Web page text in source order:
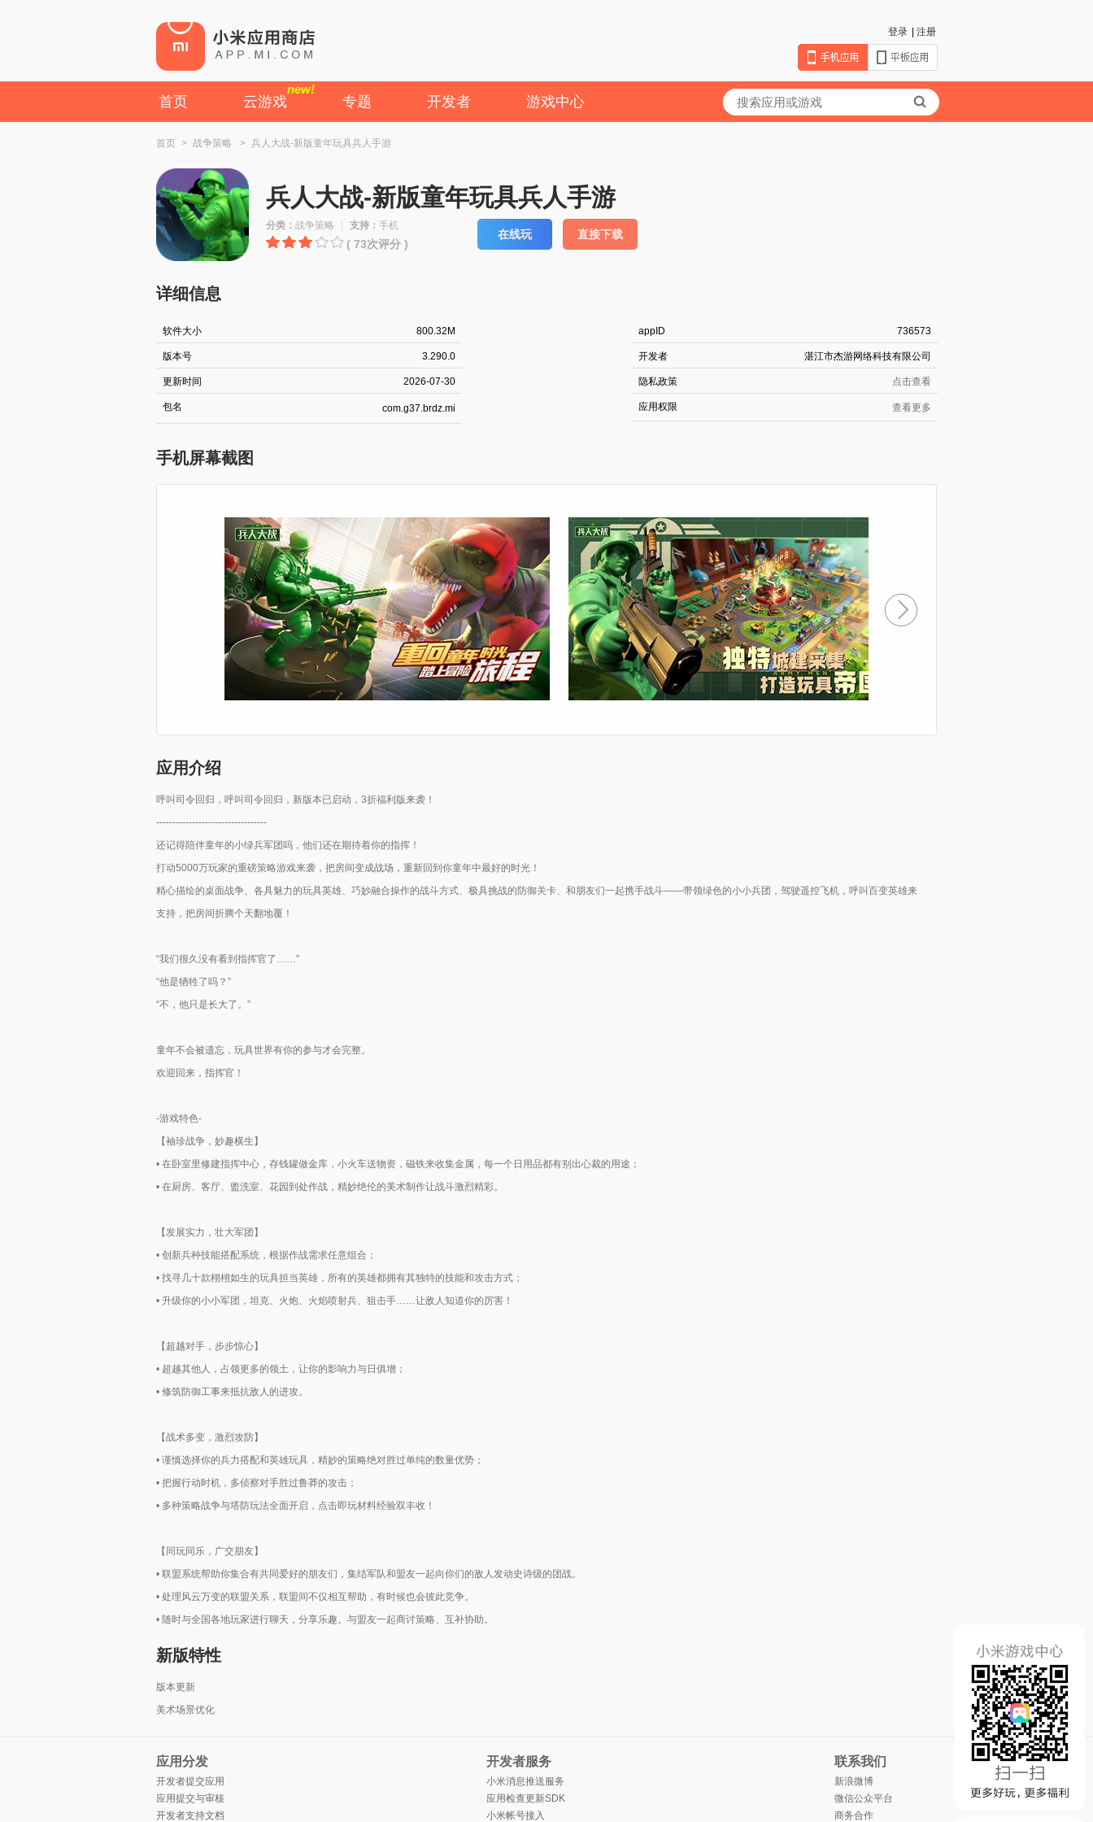
注册
登录
首页 云游戏
new!
专题 开发者 游戏中心
首页 > 战争策略 > 兵人大战-新版童年玩具兵人手游
兵人大战-新版童年玩具兵人手游
分类： 战争策略 支持： 手机
( 73次评分 )
在线玩 直接下载
详细信息
软件大小 800.32M appID 736573
版本号 3.290.0 开发者 湛江市杰游网络科技有限公司
更新时间 2026-07-30 隐私政策 点击查看
包名 com.g37.brdz.mi 应用权限 查看更多
手机屏幕截图
应用介绍
呼叫司令回归，呼叫司令回归，新版本已启动，3折福利版来袭！
----------------------------------
还记得陪伴童年的小绿兵军团吗，他们还在期待着你的指挥！
打动5000万玩家的重磅策略游戏来袭，把房间变成战场，重新回到你童年中最好的时光！
精心描绘的桌面战争、各具魅力的玩具英雄、巧妙融合操作的战斗方式、极具挑战的防御关卡、和朋友们一起携手战斗——带领绿色的小小兵团，驾驶遥控飞机，呼叫百变英雄来
支持，把房间折腾个天翻地覆！
“我们很久没有看到指挥官了……”
“他是牺牲了吗？”
“不，他只是长大了。”
童年不会被遗忘，玩具世界有你的参与才会完整。
欢迎回来，指挥官！
-游戏特色-
【袖珍战争，妙趣横生】
• 在卧室里修建指挥中心，存钱罐做金库，小火车送物资，磁铁来收集金属，每一个日用品都有别出心裁的用途；
• 在厨房、客厅、盥洗室、花园到处作战，精妙绝伦的美术制作让战斗激烈精彩。
【发展实力，壮大军团】
• 创新兵种技能搭配系统，根据作战需求任意组合；
• 找寻几十款栩栩如生的玩具担当英雄，所有的英雄都拥有其独特的技能和攻击方式；
• 升级你的小小军团，坦克、火炮、火焰喷射兵、狙击手……让敌人知道你的厉害！
【超越对手，步步惊心】
• 超越其他人，占领更多的领土，让你的影响力与日俱增；
• 修筑防御工事来抵抗敌人的进攻。
【战术多变，激烈攻防】
• 谨慎选择你的兵力搭配和英雄玩具，精妙的策略绝对胜过单纯的数量优势；
• 把握行动时机，多侦察对手胜过鲁莽的攻击；
• 多种策略战争与塔防玩法全面开启，点击即玩材料经验双丰收！
【同玩同乐，广交朋友】
• 联盟系统帮助你集合有共同爱好的朋友们，集结军队和盟友一起向你们的敌人发动史诗级的团战。
• 处理风云万变的联盟关系，联盟间不仅相互帮助，有时候也会彼此竞争。
• 随时与全国各地玩家进行聊天，分享乐趣。与盟友一起商讨策略、互补协助。
新版特性
版本更新
美术场景优化
应用分发
开发者提交应用
应用提交与审核
开发者支持文档
开发者服务
小米消息推送服务
应用检查更新SDK
小米帐号接入
联系我们
新浪微博
微信公众平台
商务合作